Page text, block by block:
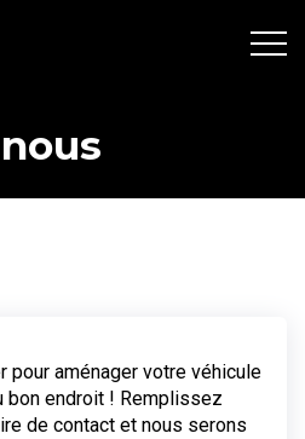
pour aménager votre véhicule
bon endroit ! Remplissez
de contact et nous serons